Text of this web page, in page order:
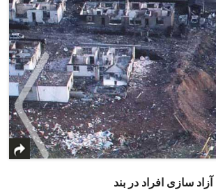
سازی افراد در بند